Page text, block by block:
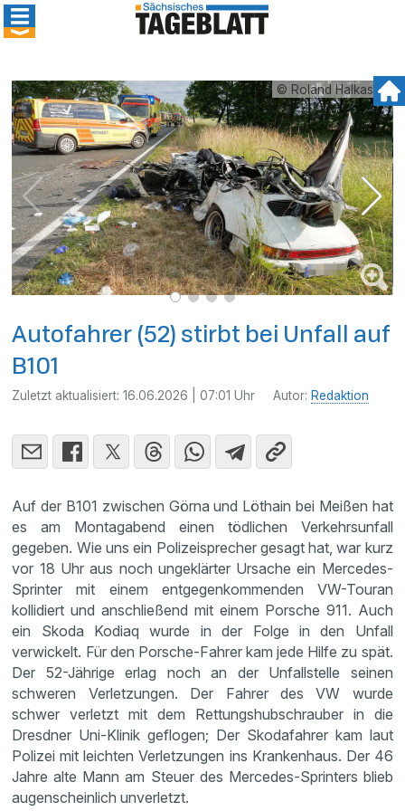
© Roland Halkasch
Autofahrer (52) stirbt bei Unfall auf
B101
Zuletzt aktualisiert:16.06.2026 | 07:01 Uhr Autor: Redaktion
Auf der B101 zwischen Görna und Löthain bei Meißen hat
es am Montagabend einen tödlichen Verkehrsunfall
gegeben. Wie uns ein Polizeisprecher gesagt hat, war kurz
vor 18 Uhr aus noch ungeklärter Ursache ein Mercedes-
Sprinter mit einem entgegenkommenden VW-Touran
kollidiert und anschließend mit einem Porsche 911. Auch
ein Skoda Kodiaq wurde in der Folge in den Unfall
verwickelt. Für den Porsche-Fahrer kam jede Hilfe zu spät.
Der 52-Jährige erlag noch an der Unfallstelle seinen
schweren Verletzungen. Der Fahrer des VW wurde
schwer verletzt mit dem Rettungshubschrauber in die
Dresdner Uni-Klinik geflogen; Der Skodafahrer kam laut
Polizei mit leichten Verletzungen ins Krankenhaus. Der 46
Jahre alte Mann am Steuer des Mercedes-Sprinters blieb
augenscheinlich unverletzt.